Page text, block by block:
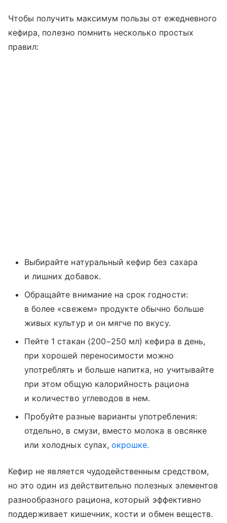
Чтобы получить максимум пользы от ежедневного
кефира, полезно помнить несколько простых
правил:
Выбирайте натуральный кефир без сахара
и лишних добавок.
Обращайте внимание на срок годности:
в более «свежем» продукте обычно больше
живых культур и он мягче по вкусу.
Пейте 1 стакан (200−250 мл) кефира в день,
при хорошей переносимости можно
употреблять и больше напитка, но учитывайте
при этом общую калорийность рациона
и количество углеводов в нем.
Пробуйте разные варианты употребления:
отдельно, в смузи, вместо молока в овсянке
или холодных супах, окрошке.
Кефир не является чудодейственным средством,
но это один из действительно полезных элементов
разнообразного рациона, который эффективно
поддерживает кишечник, кости и обмен веществ.